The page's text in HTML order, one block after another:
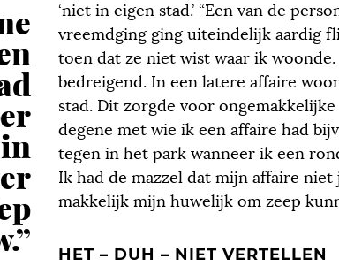
‘niet in eigen stad.’ “Een van de
vreemdging ging uiteindelijk aardig
toen dat ze niet wist waar ik woonde.
bedreigend. In een latere affaire
stad. Dit zorgde voor
degene met wie ik een affaire had
tegen in het park wanneer ik een
Ik had de mazzel dat mijn affaire niet
makkelijk mijn huwelijk om zeep
HET – DUH – NIET VERTELLEN